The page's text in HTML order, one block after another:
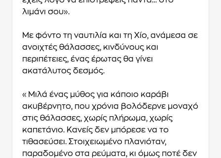
λιμάνι σου».
Με φόντο τη ναυτιλία και τη Χίο, ανάμεσα σε
ανοιχτές θάλασσες, κινδύνους και
περιπέτειες, ένας έρωτας θα γίνει
ακατάλυτος δεσμός.
«Μιλά ένας μύθος για κάποιο καράβι
ακυβέρνητο, που χρόνια βολόδερνε μοναχό
στις θάλασσες, χωρίς πλήρωμα, χωρίς
καπετάνιο. Κανείς δεν μπόρεσε να το
τιθασεύσει. Στοιχειωμένο πλανιόταν,
παραδομένο στα ρεύματα, κι όμως ποτέ δεν